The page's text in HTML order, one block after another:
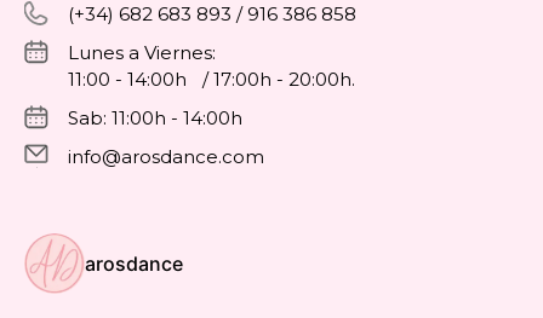
(+34) 682 683 893 / 916 386 858
Lunes a Viernes:
11:00 - 14:00h / 17:00h - 20:00h.
Sab: 11:00h - 14:00h
info@arosdance.com
arosdance